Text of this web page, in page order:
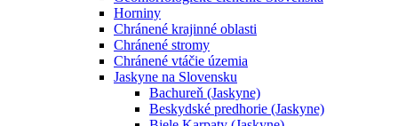
Horniny
Chránené krajinné oblasti
Chránené stromy
Chránené vtáčie územia
Jaskyne na Slovensku
Bachureň (Jaskyne)
Beskydské predhorie (Jaskyne)